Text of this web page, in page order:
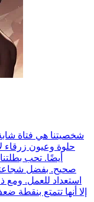
شخصيتنا هي فتاة
حلوة وعيون زرقاء
أيضًا. تحب
صحيح. بفضل
استعداد للعمل.
إلا أنها تتمتع